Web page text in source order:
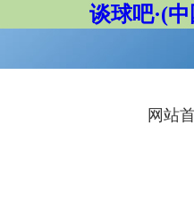
谈球吧·(
网站